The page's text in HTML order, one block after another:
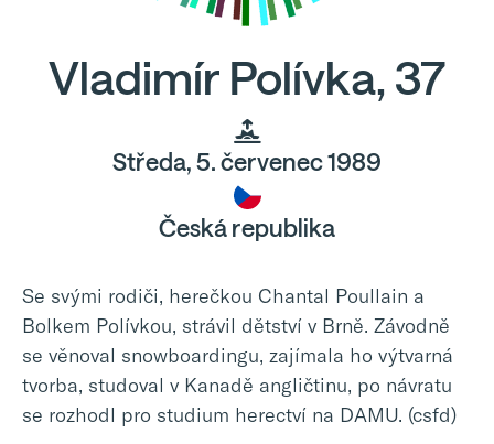
Vladimír Polívka, 37
Středa, 5. červenec 1989
Česká republika
Se svými rodiči, herečkou Chantal Poullain a
Bolkem Polívkou, strávil dětství v Brně. Závodně
se věnoval snowboardingu, zajímala ho výtvarná
tvorba, studoval v Kanadě angličtinu, po návratu
se rozhodl pro studium herectví na DAMU. (csfd)